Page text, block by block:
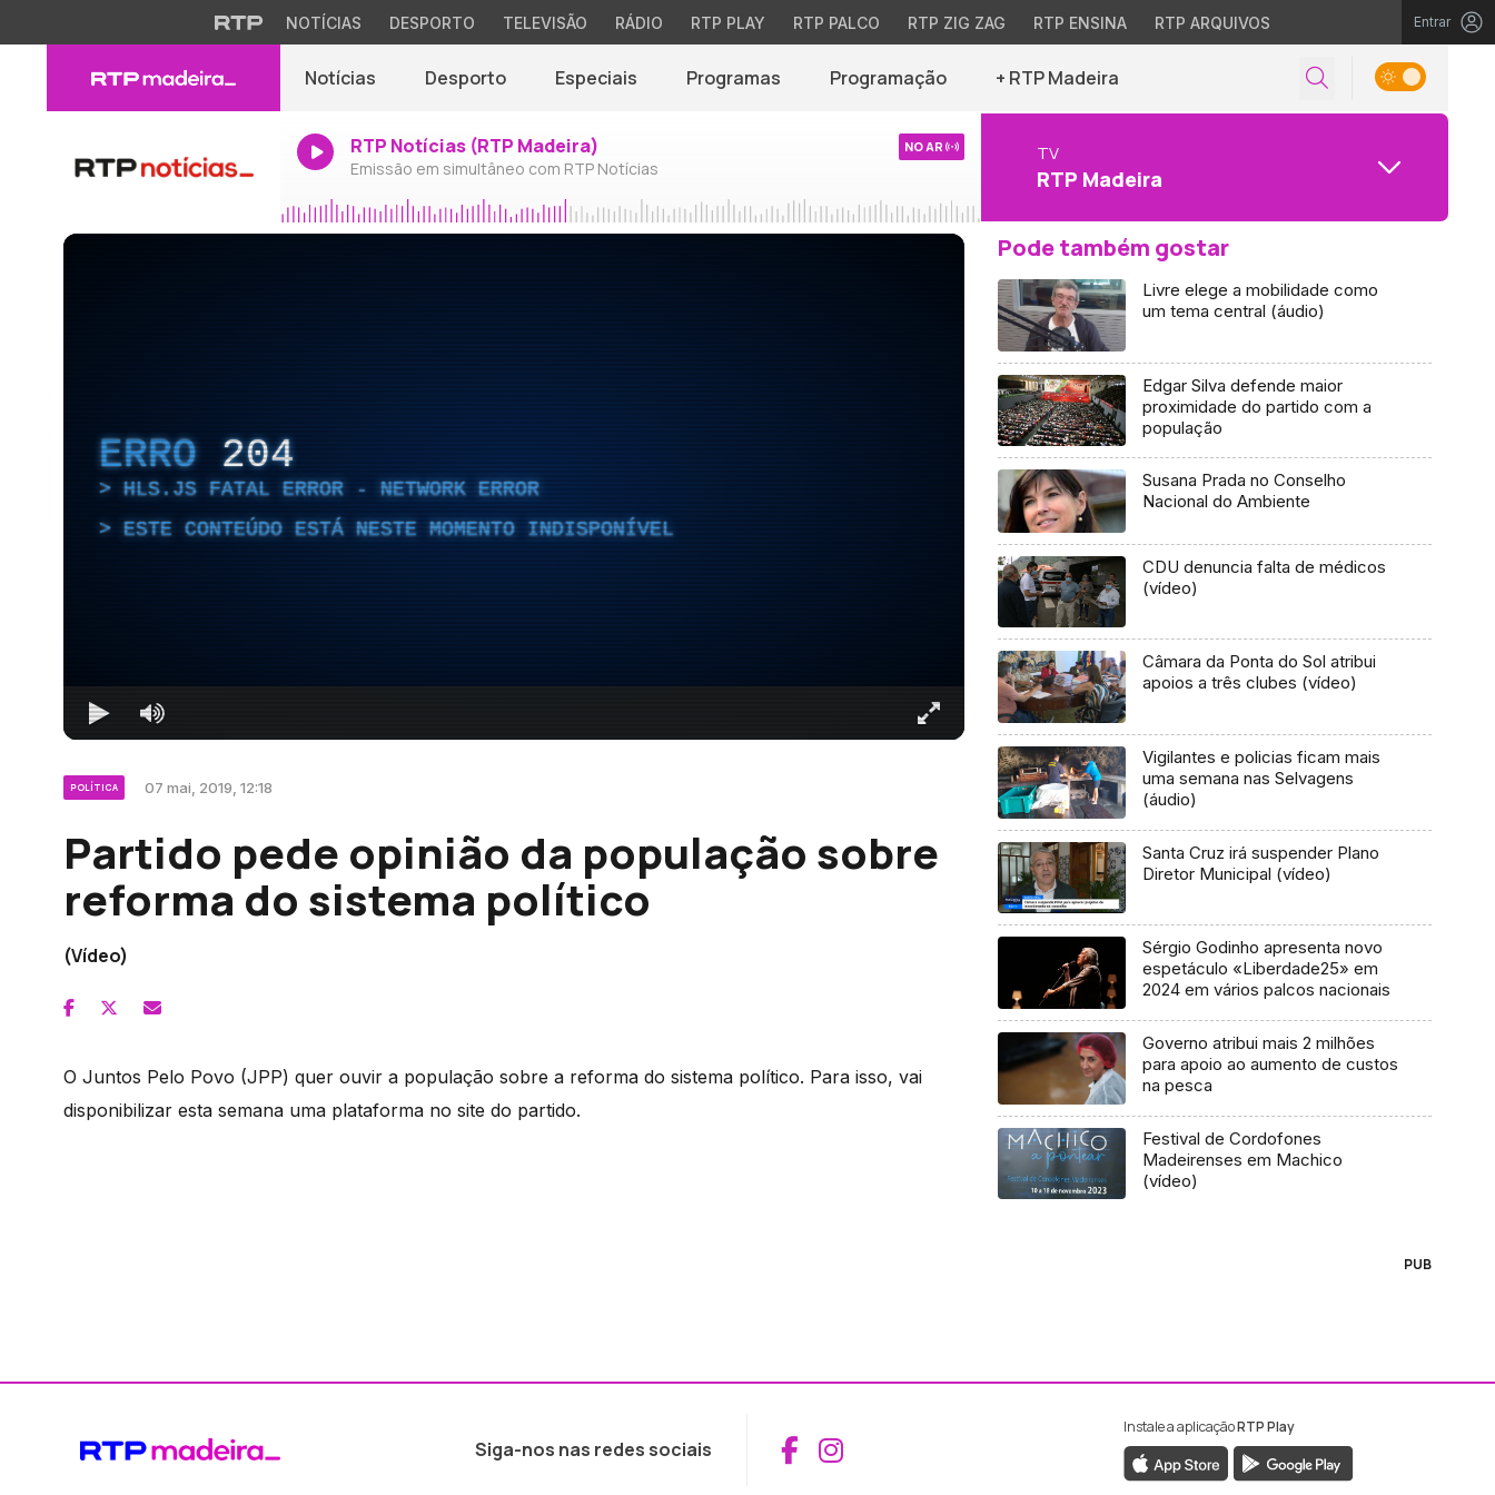
NOTÍCIAS DESPORTO TELEVISÃO RÁDIO RTP PLAY RTP PALCO RTP ZIG ZAG RTP ENSINA RTP ARQUIVOS Entrar
Notícias Desporto Especiais Programas Programação + RTP Madeira
RTP Notícias (RTP Madeira)
Emissão em simultâneo com RTP Notícias
NO AR TV
RTP Madeira
ERRO 204
HLS.JS FATAL ERROR - NETWORK ERROR
ESTE CONTEÚDO ESTÁ NESTE MOMENTO INDISPONÍVEL
POLÍTICA 07 mai, 2019, 12:18
Partido pede opinião da população sobre
reforma do sistema político
(Vídeo)
O Juntos Pelo Povo (JPP) quer ouvir a população sobre a reforma do sistema político. Para isso, vai
disponibilizar esta semana uma plataforma no site do partido.
Pode também gostar
Livre elege a mobilidade como
um tema central (áudio)
Edgar Silva defende maior
proximidade do partido com a
população
Susana Prada no Conselho
Nacional do Ambiente
CDU denuncia falta de médicos
(vídeo)
Câmara da Ponta do Sol atribui
apoios a três clubes (vídeo)
Vigilantes e policias ficam mais
uma semana nas Selvagens
(áudio)
Santa Cruz irá suspender Plano
Diretor Municipal (vídeo)
Sérgio Godinho apresenta novo
espetáculo «Liberdade25» em
2024 em vários palcos nacionais
Governo atribui mais 2 milhões
para apoio ao aumento de custos
na pesca
Festival de Cordofones
Madeirenses em Machico
(vídeo)
PUB
Siga-nos nas redes sociais Aceder ao Facebook da RTP Madeira
Aceder ao Instagram da RTP Madeira
Instale a aplicaçãoRTP Play